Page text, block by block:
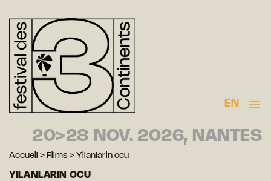
EN
20>28 NOV. 2026, NANTES
Accueil > Films > Yilanlarin ocu
YILANLARIN OCU